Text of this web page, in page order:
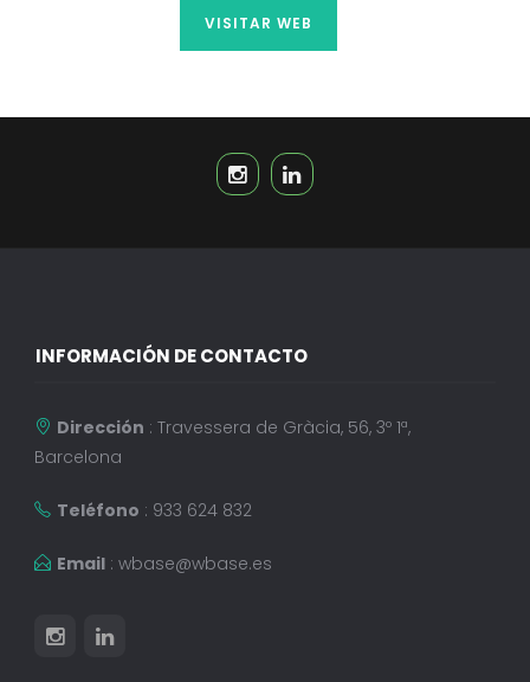
VISITAR WEB
INFORMACIÓN DE CONTACTO
Dirección : Travessera de Gràcia, 56, 3º 1ª,
Barcelona
Teléfono : 933 624 832
Email: wbase@wbase.es